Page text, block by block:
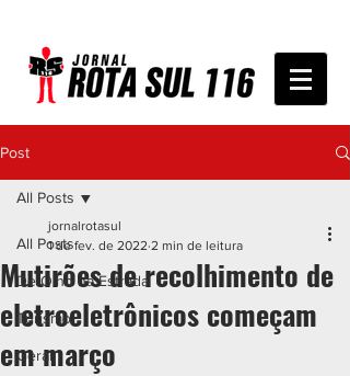
Post
All Posts
De Olho na Estrada
Turismo
Geral
All Posts
Mutirões de recolhimento de
eletroeletrônicos começam
em março
jornalrotasul
1 de fev. de 2022 2 min de leitura